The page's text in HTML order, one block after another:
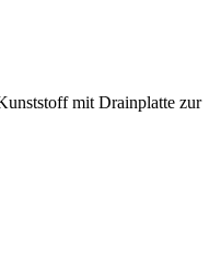
mit Drainplatte zur